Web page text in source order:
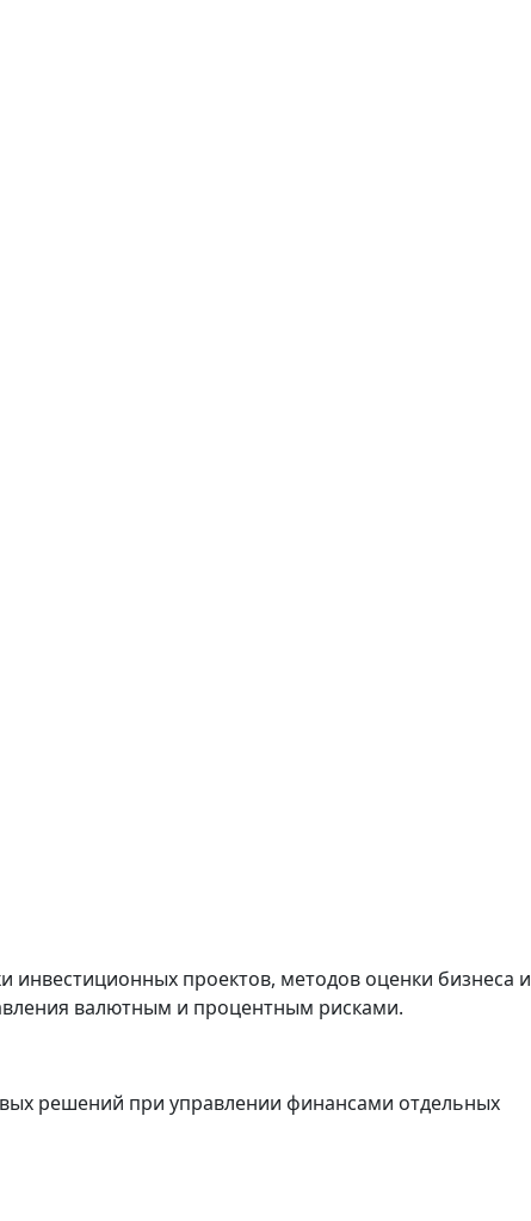
проектов, методов оценки бизнеса и
валютным и процентным рисками.
решений при управлении финансами отдельных